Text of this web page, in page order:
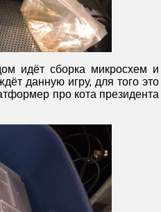
идёт сборка микросхем и
данную игру, для того это
про кота президента